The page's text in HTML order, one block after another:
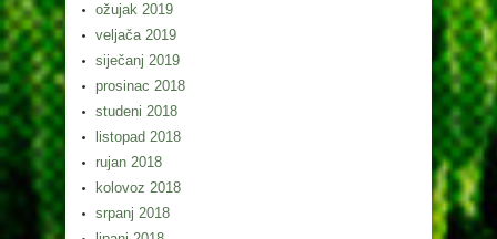
ožujak 2019
veljača 2019
siječanj 2019
prosinac 2018
studeni 2018
listopad 2018
rujan 2018
kolovoz 2018
srpanj 2018